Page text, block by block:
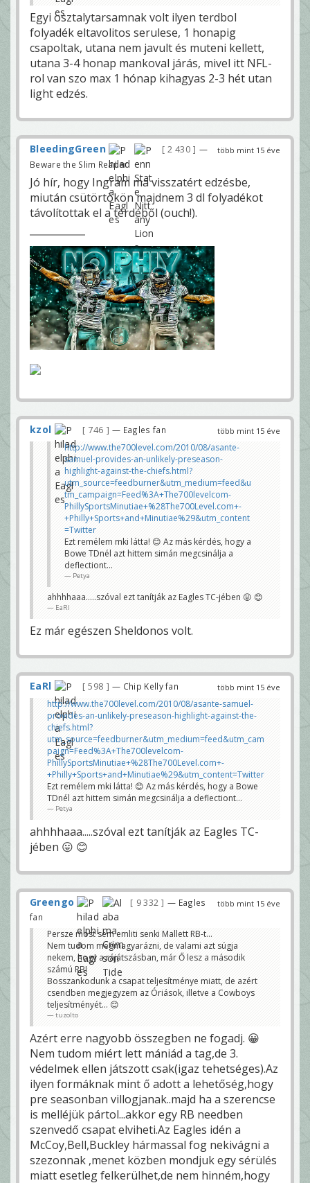
Egyi osztalytarsamnak volt ilyen terdbol
folyadék eltavolitos serulese, 1 honapig
csapoltak, utana nem javult és muteni kellett,
utana 3-4 honap mankoval járás, mivel itt NFL-
rol van szo max 1 hónap kihagyas 2-3 hét utan
light edzés.
több mint 15 éve
BleedingGreen 2 430
—
Beware the Slim Reaper!
Jó hír, hogy Ingram ma visszatért edzésbe,
miután csütörtökön majdnem 3 dl folyadékot
távolítottak el a térdéből (ouch!).
több mint 15 éve
kzol 746 — Eagles fan
http://www.the700level.com/2010/08/asante-
samuel-provides-an-unlikely-preseason-
highlight-against-the-chiefs.html?
utm_source=feedburner&utm_medium=feed&u
tm_campaign=Feed%3A+The700levelcom-
PhillySportsMinutiae+%28The700Level.com+-
+Philly+Sports+and+Minutiae%29&utm_content
=Twitter
Ezt remélem mki látta! 😊 Az más kérdés, hogy a
Bowe TDnél azt hittem simán megcsinálja a
deflectiont...
Petya
ahhhhaaa.....szóval ezt tanítják az Eagles TC-jében 😛 😊
EaRl
Ez már egészen Sheldonos volt.
több mint 15 éve
EaRl 598 — Chip Kelly fan
http://www.the700level.com/2010/08/asante-samuel-
provides-an-unlikely-preseason-highlight-against-the-
chiefs.html?
utm_source=feedburner&utm_medium=feed&utm_cam
paign=Feed%3A+The700levelcom-
PhillySportsMinutiae+%28The700Level.com+-
+Philly+Sports+and+Minutiae%29&utm_content=Twitter
Ezt remélem mki látta! 😊 Az más kérdés, hogy a Bowe
TDnél azt hittem simán megcsinálja a deflectiont...
Petya
ahhhhaaa.....szóval ezt tanítják az Eagles TC-
jében 😛 😊
több mint 15 éve
Greengo 9 332
— Eagles
fan
Persze most sem emliti senki Mallett RB-t...
Nem tudom megmagyarázni, de valami azt súgja
nekem, hogy a rájátszásban, már Ő lesz a második
számú RB!
Bosszankodunk a csapat teljesítménye miatt, de azért
csendben megjegyzem az Óriások, illetve a Cowboys
teljesítményét... 😊
tuzolto
Azért erre nagyobb összegben ne fogadj. 😀
Nem tudom miért lett mániád a tag,de 3.
védelmek ellen játszott csak(igaz tehetséges).Az
ilyen formáknak mint ő adott a lehetőség,hogy
pre seasonban villogjanak..majd ha a szerencse
is melléjük pártol...akkor egy RB needben
szenvedő csapat elviheti.Az Eagles idén a
McCoy,Bell,Buckley hármassal fog nekivágni a
szezonnak ,menet közben mondjuk egy sérülés
miatt esetleg felkerülhet,de nem hinném,hogy